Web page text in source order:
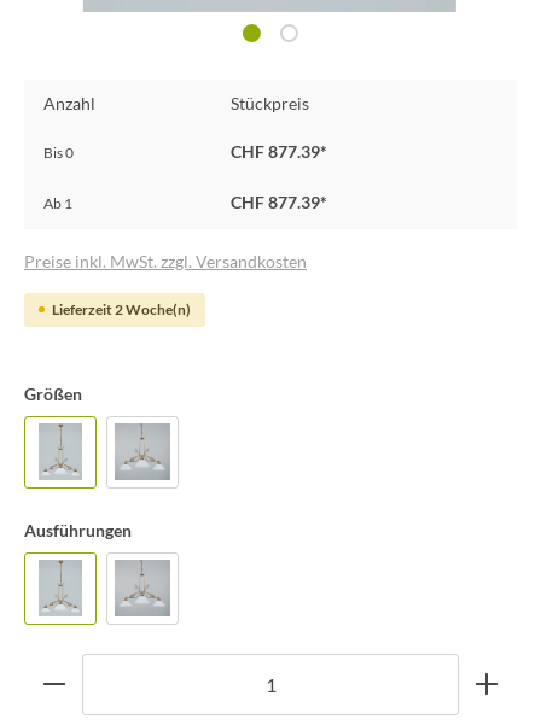
Anzahl Stückpreis
Bis0 CHF 877.39*
Ab 1 CHF 877.39*
Preise inkl. MwSt. zzgl. Versandkosten
Lieferzeit 2 Woche(n)
Größen
Ausführungen